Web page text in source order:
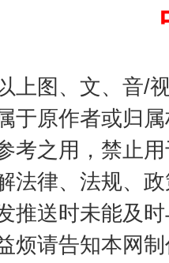
上图、文、音/
于原作者或归
考之用，禁止
法律、法规、
推送时未能及
烦请告知本网
和解..